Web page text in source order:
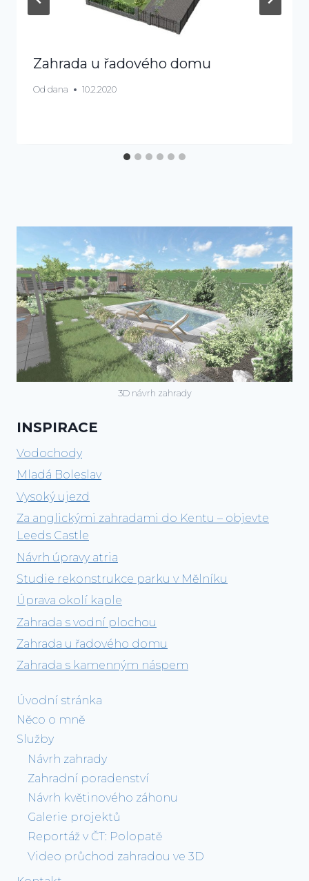
Zahrada u řadového domu
Od dana 10.2.2020
3D návrh zahrady
INSPIRACE
Vodochody
Mladá Boleslav
Vysoký ujezd
Za anglickými zahradami do Kentu – objevte
Leeds Castle
Návrh úpravy atria
Studie rekonstrukce parku v Mělníku
Úprava okolí kaple
Zahrada s vodní plochou
Zahrada u řadového domu
Zahrada s kamenným náspem
Úvodní stránka
Něco o mně
Služby
Návrh zahrady
Zahradní poradenství
Návrh květinového záhonu
Galerie projektů
Reportáž v ČT: Polopatě
Video průchod zahradou ve 3D